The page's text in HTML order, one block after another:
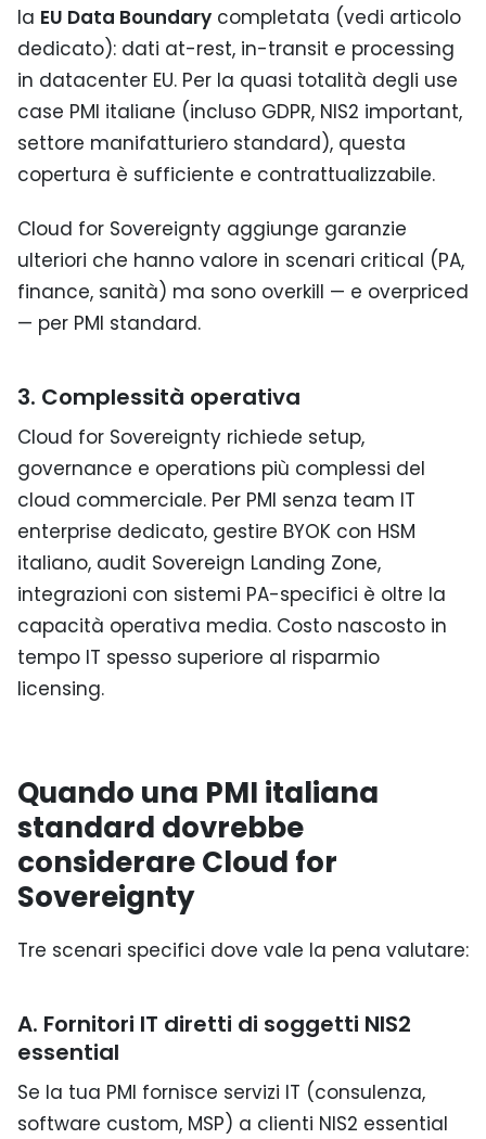
la EU Data Boundary completata (vedi articolo
dedicato): dati at-rest, in-transit e processing
in datacenter EU. Per la quasi totalità degli use
case PMI italiane (incluso GDPR, NIS2 important,
settore manifatturiero standard), questa
copertura è sufficiente e contrattualizzabile.
Cloud for Sovereignty aggiunge garanzie
ulteriori che hanno valore in scenari critical (PA,
finance, sanità) ma sono overkill — e overpriced
— per PMI standard.
3. Complessità operativa
Cloud for Sovereignty richiede setup,
governance e operations più complessi del
cloud commerciale. Per PMI senza team IT
enterprise dedicato, gestire BYOK con HSM
italiano, audit Sovereign Landing Zone,
integrazioni con sistemi PA-specifici è oltre la
capacità operativa media. Costo nascosto in
tempo IT spesso superiore al risparmio
licensing.
Quando una PMI italiana
standard dovrebbe
considerare Cloud for
Sovereignty
Tre scenari specifici dove vale la pena valutare:
A. Fornitori IT diretti di soggetti NIS2
essential
Se la tua PMI fornisce servizi IT (consulenza,
software custom, MSP) a clienti NIS2 essential